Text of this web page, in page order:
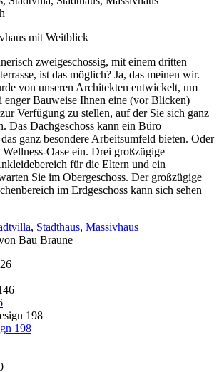
mit Weitblick
zweigeschossig, mit einem dritten
ist das möglich? Ja, das meinen wir.
von unseren Architekten entwickelt, um
enger Bauweise Ihnen eine (vor Blicken)
Verfügung zu stellen, auf der Sie sich ganz
Das Dachgeschoss kann ein Büro
ganz besondere Arbeitsumfeld bieten. Oder
Oase ein. Drei großzügige
für die Eltern und ein
Sie im Obergeschoss. Der großzügige
im Erdgeschoss kann sich sehen
, Stadthaus, Massivhaus
Bau Braune
198